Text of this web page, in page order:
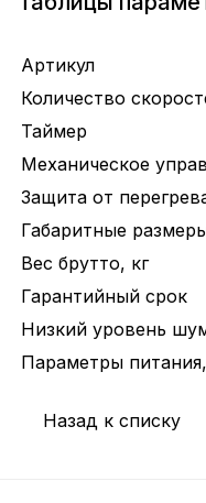
Артикул
Количество
Таймер
Механическое
Защита от
Габаритные
Вес брутто, кг
Гарантийный срок
Низкий уровень
Параметры
Назад к списку